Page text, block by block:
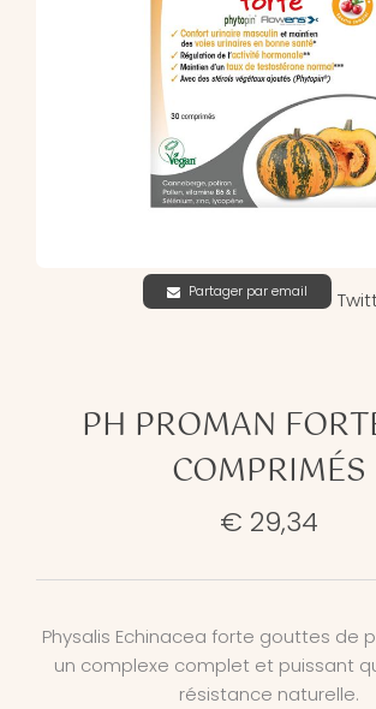
Partager par email
PH PROMAN
COMPRIMÉS
€ 29,34
Physalis Echinacea forte gouttes de
un complexe complet et puissant
résistance naturelle.